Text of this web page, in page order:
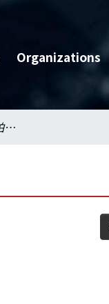
Organizations
應用隔振系統以降低船舶振動之研究